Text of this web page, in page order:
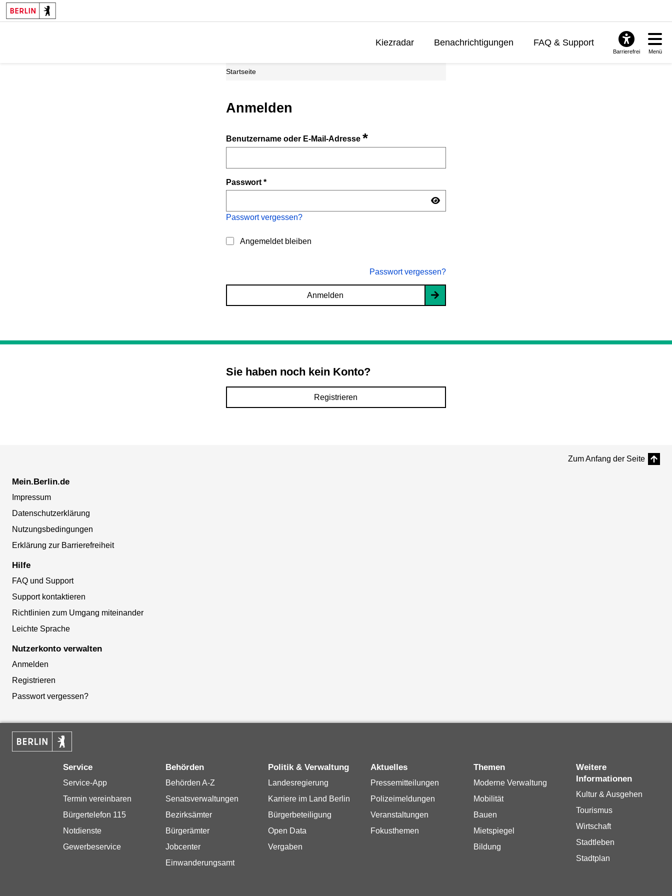
Kiezradar Benachrichtigungen FAQ & Support
Barrierefrei Menü
Startseite
Anmelden
Benutzername oder E-Mail-Adresse*
Passwort*
Passwort vergessen?
Angemeldet bleiben
Passwort vergessen?
Anmelden
Sie haben noch kein Konto?
Registrieren
Zum Anfang der Seite
Mein.Berlin.de
Impressum
Datenschutzerklärung
Nutzungsbedingungen
Erklärung zur Barrierefreiheit
Hilfe
FAQ und Support
Support kontaktieren
Richtlinien zum Umgang miteinander
Leichte Sprache
Nutzerkonto verwalten
Anmelden
Registrieren
Passwort vergessen?
Service
Service-App
Termin vereinbaren
Bürgertelefon 115
Notdienste
Gewerbeservice
Behörden
Behörden A-Z
Senatsverwaltungen
Bezirksämter
Bürgerämter
Jobcenter
Einwanderungsamt
Politik & Verwaltung
Landesregierung
Karriere im Land Berlin
Bürgerbeteiligung
Open Data
Vergaben
Aktuelles
Pressemitteilungen
Polizeimeldungen
Veranstaltungen
Fokusthemen
Themen
Moderne Verwaltung
Mobilität
Bauen
Mietspiegel
Bildung
Weitere
Informationen
Kultur & Ausgehen
Tourismus
Wirtschaft
Stadtleben
Stadtplan